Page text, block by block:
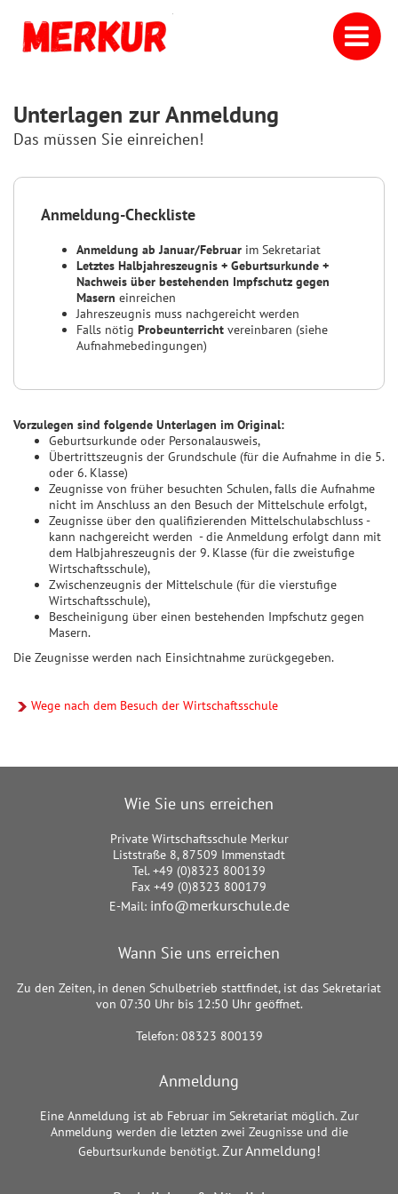
Unterlagen zur Anmeldung
Das müssen Sie einreichen!
Anmeldung-Checkliste
Anmeldung ab Januar/Februar im Sekretariat
Letztes Halbjahreszeugnis + Geburtsurkunde +
Nachweis über bestehenden Impfschutz gegen
Masern einreichen
Jahreszeugnis muss nachgereicht werden
Falls nötig Probeunterricht vereinbaren (siehe
Aufnahmebedingungen)
Vorzulegen sind folgende Unterlagen im Original:
Geburtsurkunde oder Personalausweis,
Übertrittszeugnis der Grundschule (für die Aufnahme in die 5.
oder 6. Klasse)
Zeugnisse von früher besuchten Schulen, falls die Aufnahme
nicht im Anschluss an den Besuch der Mittelschule erfolgt,
Zeugnisse über den qualifizierenden Mittelschulabschluss -
kann nachgereicht werden - die Anmeldung erfolgt dann mit
dem Halbjahreszeugnis der 9. Klasse (für die zweistufige
Wirtschaftsschule),
Zwischenzeugnis der Mittelschule (für die vierstufige
Wirtschaftsschule),
Bescheinigung über einen bestehenden Impfschutz gegen
Masern.
Die Zeugnisse werden nach Einsichtnahme zurückgegeben.
Wege nach dem Besuch der Wirtschaftsschule
Wie Sie uns erreichen
Private Wirtschaftsschule Merkur
Liststraße 8, 87509 Immenstadt
Tel. +49 (0)8323 800139
Fax +49 (0)8323 800179
E-Mail: info@merkurschule.de
Wann Sie uns erreichen
Zu den Zeiten, in denen Schulbetrieb stattfindet, ist das Sekretariat
von 07:30 Uhr bis 12:50 Uhr geöffnet.
Telefon: 08323 800139
Anmeldung
Eine Anmeldung ist ab Februar im Sekretariat möglich. Zur
Anmeldung werden die letzten zwei Zeugnisse und die
Geburtsurkunde benötigt. Zur Anmeldung!